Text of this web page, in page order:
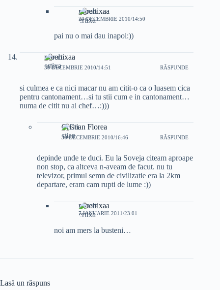
robertixaa
30 DECEMBRIE 2010/14:50
pai nu o mai dau inapoi:))
robertixaa
30 DECEMBRIE 2010/14:51 RĂSPUNDE
si culmea e ca nici macar nu am citit-o ca o luasem cica
pentru cantonament…si tu stii cum e in cantonament…
numa de citit nu ai chef…:)))
Cristian Florea
30 DECEMBRIE 2010/16:46 RĂSPUNDE
depinde unde te duci. Eu la Soveja citeam aproape
non stop, ca altceva n-aveam de facut. nu tu
televizor, primul semn de civilizatie era la 2km
departare, eram cam rupti de lume :))
robertixaa
7 IANUARIE 2011/23:01
noi am mers la busteni…
Lasă un răspuns